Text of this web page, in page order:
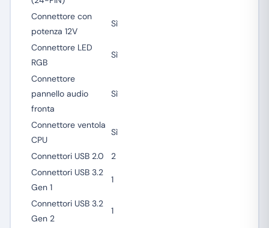
Connettore con
potenza 12V
Sì
Connettore LED
RGB
Sì
Connettore
pannello audio
fronta
Sì
Connettore ventola
CPU
Sì
Connettori USB 2.0
2
Connettori USB 3.2
Gen 1
1
Connettori USB 3.2
Gen 2
1